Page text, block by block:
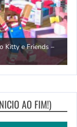
Kitty e Friends –
AO FIM!)